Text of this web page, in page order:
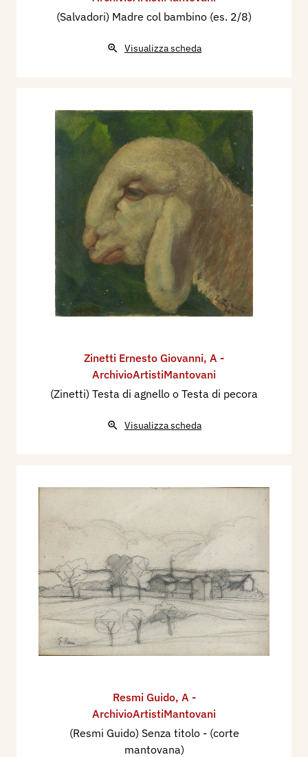
(Salvadori) Madre col bambino (es. 2/8)
Visualizza scheda
Zinetti Ernesto Giovanni, A -
ArchivioArtistiMantovani
(Zinetti) Testa di agnello o Testa di pecora
Visualizza scheda
Resmi Guido, A -
ArchivioArtistiMantovani
(Resmi Guido) Senza titolo - (corte
mantovana)